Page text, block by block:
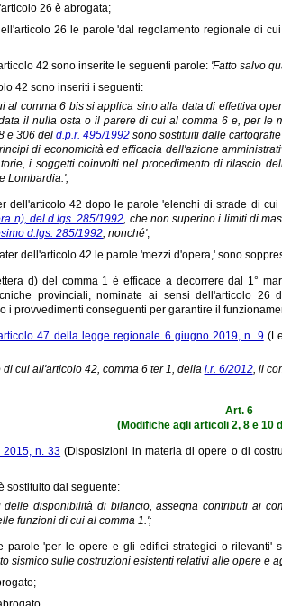
26 è abrogata;
26 le parole 'dal regolamento regionale di
42 sono inserite le seguenti parole: 'Fatto salvo
42 sono inseriti i seguenti:
al comma 6 bis si applica sino alla data di effettiva
il nulla osta o il parere di cui al comma 6 e, per
e 306 del d.p.r. 495/1992sono sostituiti dalle
di economicità ed efficacia dell'azione
i soggetti coinvolti nel procedimento di rilascio
Lombardia.';
dell'articolo 42 dopo le parole 'elenchi di strade di
n), del d.lgs. 285/1992, che non superino i limiti di
d.lgs. 285/1992, nonché';
dell'articolo 42 le parole 'mezzi d'opera,' sono
d) del comma 1 è efficace a decorrere dal 1°
provinciali, nominate ai sensi dell'articolo
i provvedimenti conseguenti per garantire il
47 della legge regionale 6 giugno 2019, n. 9
cui all'articolo 42, comma 6 ter 1, della l.r. 6/2012, il
Art. 6
(Modifiche agli articoli 2, 8 e 10
2015, n. 33 (Disposizioni in materia di opere o di
sostituito dal seguente:
disponibilità di bilancio, assegna contributi ai
funzioni di cui al comma 1.';
parole 'per le opere e gli edifici strategici o rilevanti'
sismico sulle costruzioni esistenti relativi alle opere e